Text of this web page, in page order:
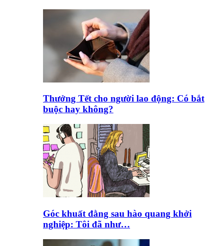
Thưởng Tết cho người lao động: Có bắt
buộc hay không?
Góc khuất đằng sau hào quang khởi
nghiệp: Tôi đã như…